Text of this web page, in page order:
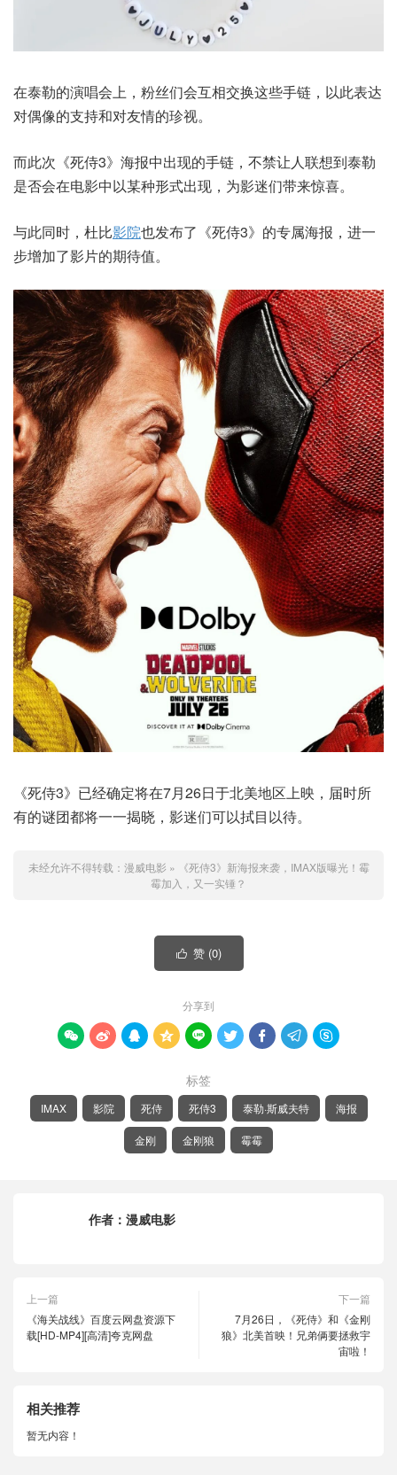
在泰勒的演唱会上，粉丝们会互相交换这些手链，以此表达
对偶像的支持和对友情的珍视。
而此次《死侍3》海报中出现的手链，不禁让人联想到泰勒
是否会在电影中以某种形式出现，为影迷们带来惊喜。
与此同时，杜比影院也发布了《死侍3》的专属海报，进一
步增加了影片的期待值。
《死侍3》已经确定将在7月26日于北美地区上映，届时所
有的谜团都将一一揭晓，影迷们可以拭目以待。
未经允许不得转载： 漫威电影 »
《死侍3》新海报来袭，IMAX版曝光！霉
霉加入，又一实锤？
 赞 (0)
分享到
        
标签
IMAX 影院 死侍 死侍3 泰勒·斯威夫特 海报
金刚 金刚狼 霉霉
作者： 漫威电影
上一篇
《海关战线》百度云网盘资源下
载[HD-MP4][高清]夸克网盘
下一篇
7月26日，《死侍》和《金刚
狼》北美首映！兄弟俩要拯救宇
宙啦！
相关推荐
暂无内容！